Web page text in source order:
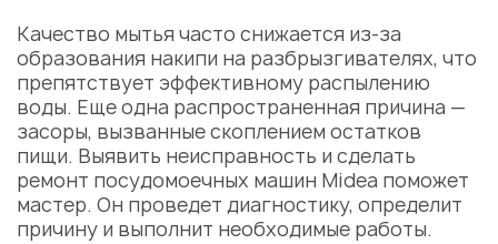
Качество мытья часто снижается из-за
образования накипи на разбрызгивателях, что
препятствует эффективному распылению
воды. Еще одна распространенная причина —
засоры, вызванные скоплением остатков
пищи. Выявить неисправность и сделать
ремонт посудомоечных машин Midea поможет
мастер. Он проведет диагностику, определит
причину и выполнит необходимые работы.